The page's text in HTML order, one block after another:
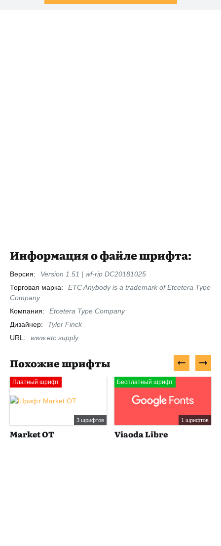
Информация о файле шрифта:
Версия:
Version 1.51 | wf-rip DC20181025
Торговая марка:
ETC Anybody is a trademark of Etcetera Type
Company.
Компания:
Etcetera Type Company
Дизайнер:
Tyler Finck
URL:
www.etc.supply
Похожие шрифты
Платный шрифт
3 шрифтов
Market OT
Бесплатный шрифт
1 шрифтов
Viaoda Libre